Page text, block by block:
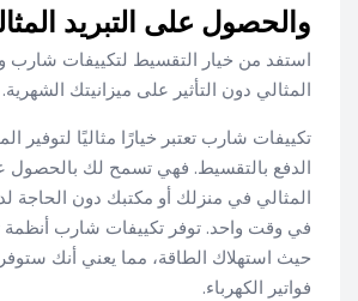
والحصول على التبريد
استفد من خيار التقسيط لتكييفات شارب
المثالي دون التأثير على ميزانيتك الشهرية.
تكييفات شارب تعتبر خيارًا مثاليًا لتوفير
الدفع بالتقسيط. فهي تسمح لك بالحصول
المثالي في منزلك أو مكتبك دون الحاجة
في وقت واحد. توفر تكييفات شارب أنظمة
حيث استهلاك الطاقة، مما يعني أنك
فواتير الكهرباء.